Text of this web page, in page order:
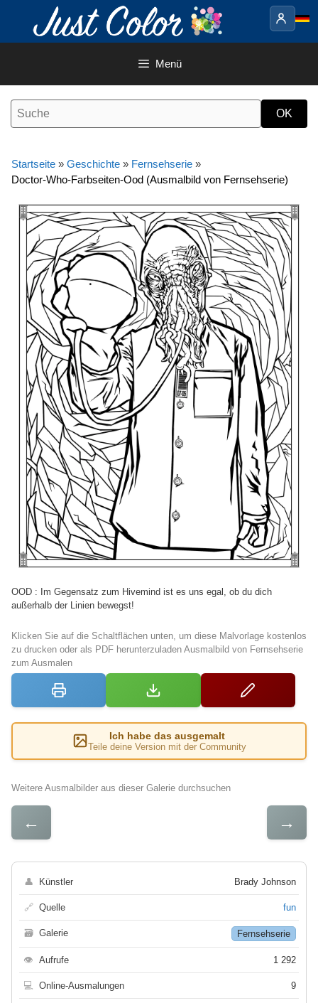
Inhalt
Menü
Startseite » Geschichte » Fernsehserie »
Doctor-Who-Farbseiten-Ood (Ausmalbild von Fernsehserie)
OOD : Im Gegensatz zum Hivemind ist es uns egal, ob du dich
außerhalb der Linien bewegst!
Klicken Sie auf die Schaltflächen unten, um diese Malvorlage kostenlos
zu drucken oder als PDF herunterzuladen Ausmalbild von Fernsehserie
zum Ausmalen
Ich habe das ausgemalt
Teile deine Version mit der Community
Weitere Ausmalbilder aus dieser Galerie durchsuchen
← →
👤 Künstler Brady Johnson
🔗 Quelle fun
🗃 Galerie Fernsehserie
👁 Aufrufe 1 292
💻 Online-Ausmalungen 9